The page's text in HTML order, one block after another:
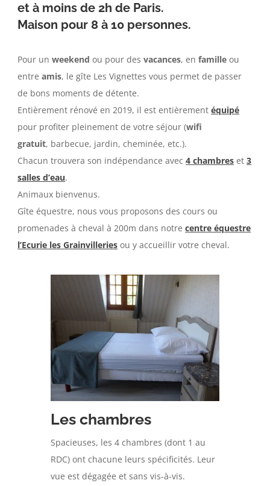
et à moins de 2h de Paris.
Maison pour 8 à 10 personnes.
Pour unweekend ou pour desvacances, enfamille ou
entreamis, le gîte Les Vignettes vous permet de passer
de bons moments de détente.
Entièrement rénové en 2019, il est entièrementéquipé
pour profiter pleinement de votre séjour (wifi
gratuit, barbecue, jardin, cheminée, etc.).
Chacun trouvera son indépendance avec4 chambres et3
salles d’eau.
Animaux bienvenus.
Gîte équestre, nous vous proposons des cours ou
promenades à cheval à 200m dans notrecentre équestre
l’Ecurie les Grainvilleries ou y accueillir votre cheval.
Les chambres
Spacieuses, les 4 chambres (dont 1 au
RDC) ont chacune leurs spécificités. Leur
vue est dégagée et sans vis-à-vis.